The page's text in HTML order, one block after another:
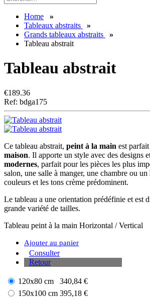
Home
»
Tableaux abstraits
»
Grands tableaux abstraits
»
Tableau abstrait
Tableau abstrait
€189.36
Ref: bdga175
Ce tableau abstrait, peint à la main est
maison. Il apporte un style avec des designs
modernes, parfait pour les pièces les plus
salon, une salle à manger, une chambre ou
couleurs et les tons crème prédominent.
Le tableau a une orientation prédéfinie et est
grande variété de tailles.
Tableau peint à la main Horizontal / Vertical
Ajouter au panier
Consulter
Retour
120x80 cm
340,84 €
150x100 cm 395,18 €